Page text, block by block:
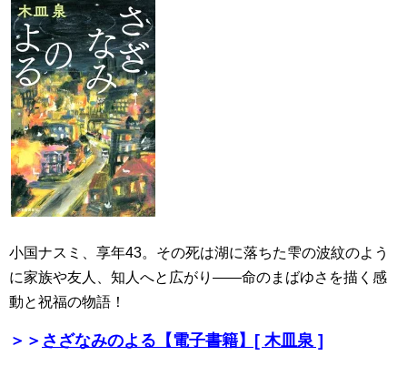
小国ナスミ、享年43。その死は湖に落ちた雫の波紋のよう
に家族や友人、知人へと広がり――命のまばゆさを描く感
動と祝福の物語！
＞＞ さざなみのよる【電子書籍】[ 木皿泉 ]